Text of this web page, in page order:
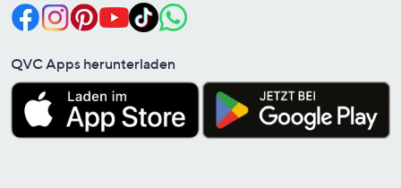
QVC Apps herunterladen